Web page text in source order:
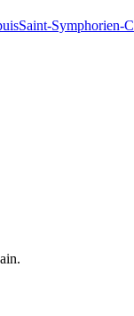
Saint-Symphorien-C